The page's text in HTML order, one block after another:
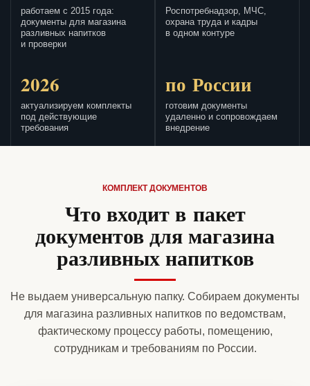
работаем с 2015 года:
документы для магазина
разливных напитков
и проверки
Роспотребнадзор, МЧС,
охрана труда и кадры
в одном контуре
2026
актуализируем комплекты
под действующие
требования
по России
готовим документы
удаленно и сопровождаем
внедрение
КОМПЛЕКТ ДОКУМЕНТОВ
Что входит в пакет
документов для магазина
разливных напитков
Не выдаем универсальную папку. Собираем документы
для магазина разливных напитков по ведомствам,
фактическому процессу работы, помещению,
сотрудникам и требованиям по России.